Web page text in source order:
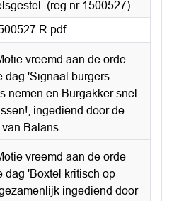
(reg nr 1500527)
R.pdf
vreemd aan de orde
dag 'Signaal burgers
nemen en Burgakker snel
ingediend door de
van Balans
vreemd aan de orde
dag 'Boxtel kritisch op
ingediend door